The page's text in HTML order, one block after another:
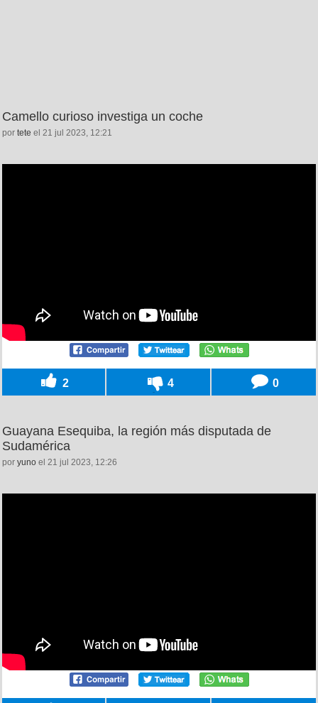
Camello curioso investiga un coche
por tete el 21 jul 2023, 12:21
2 4 0
Guayana Esequiba, la región más disputada de
Sudamérica
por yuno el 21 jul 2023, 12:26